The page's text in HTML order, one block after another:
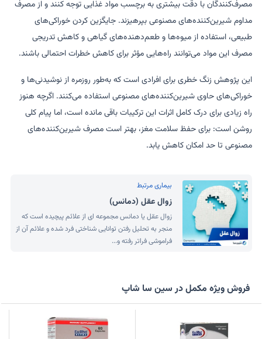
مصرف‌کنندگان با دقت بیشتری به برچسب مواد غذایی توجه کنند و از مصرف
مداوم شیرین‌کننده‌های مصنوعی بپرهیزند. جایگزین کردن خوراکی‌های
طبیعی، استفاده از میوه‌ها و طعم‌دهنده‌های گیاهی و کاهش تدریجی
مصرف این مواد می‌توانند راه‌هایی مؤثر برای کاهش خطرات احتمالی باشند.
این پژوهش زنگ خطری برای افرادی است که به‌طور روزمره از نوشیدنی‌ها و
خوراکی‌های حاوی شیرین‌کننده‌های مصنوعی استفاده می‌کنند. اگرچه هنوز
راه زیادی برای درک کامل اثرات این ترکیبات باقی مانده است، اما پیام کلی
روشن است: برای حفظ سلامت مغز، بهتر است مصرف شیرین‌کننده‌های
مصنوعی تا حد امکان کاهش یابد.
بیماری مرتبط
زوال عقل (دمانس)
زوال عقل یا دمانس مجموعه ای از علائم پیچیده است که
منجر به تحلیل رفتن توانایی شناختی فرد شده و علائم آن از
فراموشی فراتر رفته و...
فروش ویژه مکمل در سین سا شاپ